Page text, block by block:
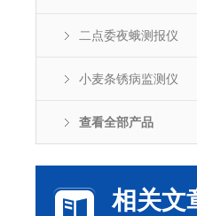
二点委夜蛾测报仪
小麦条锈病监测仪
查看全部产品
相关文